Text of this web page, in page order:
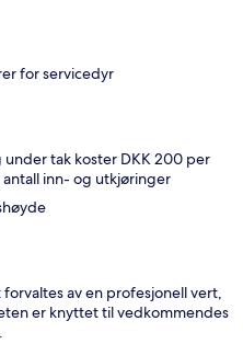
for servicedyr
tak koster DKK 200 per
inn- og utkjøringer
av en profesjonell vert,
er knyttet til vedkommendes